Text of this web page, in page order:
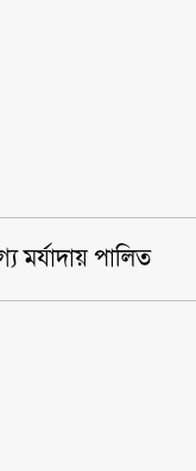
মর্যাদায় পালিত